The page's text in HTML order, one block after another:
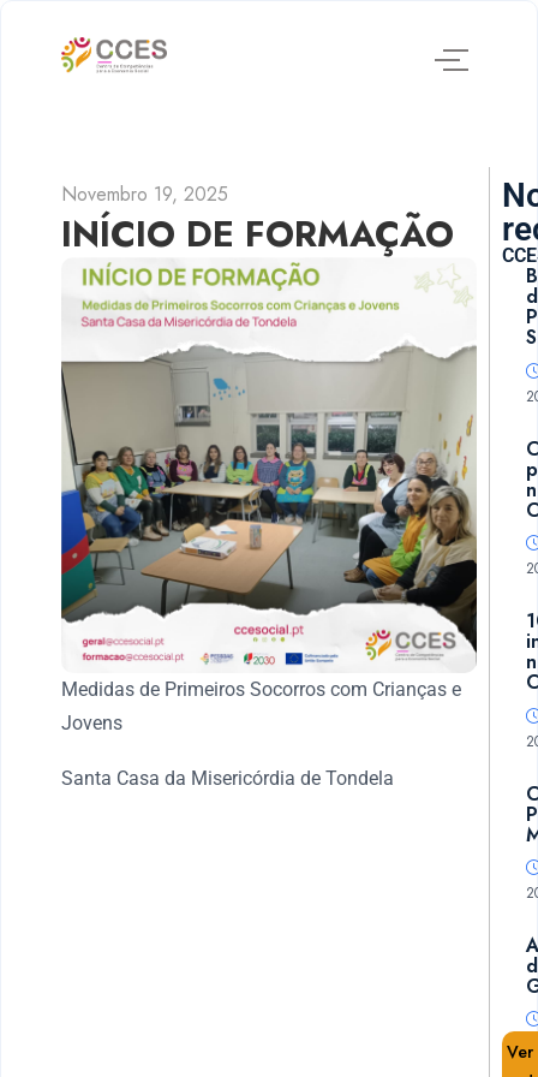
Novembro 19, 2025
INÍCIO DE FORMAÇÃO
Medidas de Primeiros Socorros com Crianças e
Jovens
Santa Casa da Misericórdia de Tondela
Ver